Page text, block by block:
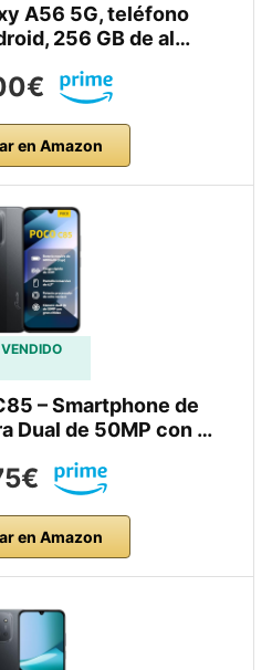
A56 5G, teléfono
256 GB de al…
en Amazon
– Smartphone de
Dual de 50MP con …
en Amazon